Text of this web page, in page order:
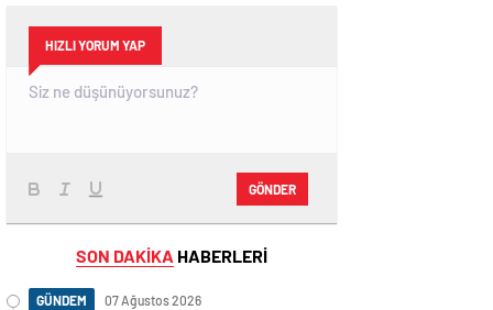
HIZLI YORUM YAP
GÖNDER
SON DAKİKA HABERLERİ
GÜNDEM 07 Ağustos 2026